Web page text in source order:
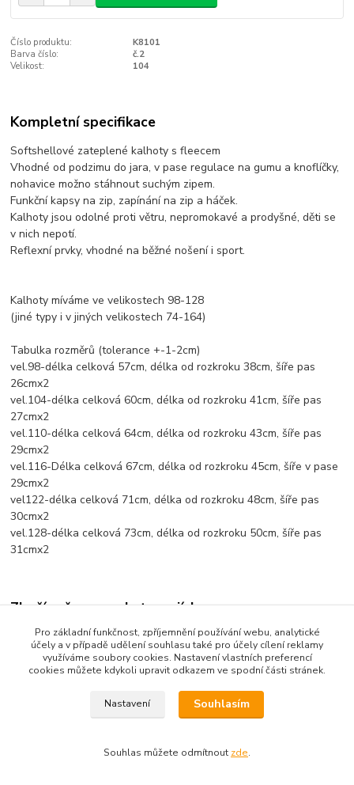
Číslo produktu:
K8101
Barva číslo:
č.2
Velikost:
104
Kompletní specifikace
Softshellové zateplené kalhoty s fleecem
Vhodné od podzimu do jara, v pase regulace na gumu a knoflíčky,
nohavice možno stáhnout suchým zipem.
Funkční kapsy na zip, zapínání na zip a háček.
Kalhoty jsou odolné proti větru, nepromokavé a prodyšné, děti se
v nich nepotí.
Reflexní prvky, vhodné na běžné nošení i sport.
Kalhoty míváme ve velikostech 98-128
(jiné typy i v jiných velikostech 74-164)
Tabulka rozměrů (tolerance +-1-2cm)
vel.98-délka celková 57cm, délka od rozkroku 38cm, šíře pas
26cmx2
vel.104-délka celková 60cm, délka od rozkroku 41cm, šíře pas
27cmx2
vel.110-délka celková 64cm, délka od rozkroku 43cm, šíře pas
29cmx2
vel.116-Délka celková 67cm, délka od rozkroku 45cm, šíře v pase
29cmx2
vel122-délka celková 71cm, délka od rozkroku 48cm, šíře pas
30cmx2
vel.128-délka celková 73cm, délka od rozkroku 50cm, šíře pas
31cmx2
Zboží zařazeno v kategoriích
Dětské oblečení
Dětské kalhoty
Pro základní funkčnost, zpříjemnění používání webu, analytické
účely a v případě udělení souhlasu také pro účely cílení reklamy
využíváme soubory cookies. Nastavení vlastních preferencí
cookies můžete kdykoli upravit odkazem ve spodní části stránek.
Nastavení Souhlasím
Souhlas můžete odmítnout zde.